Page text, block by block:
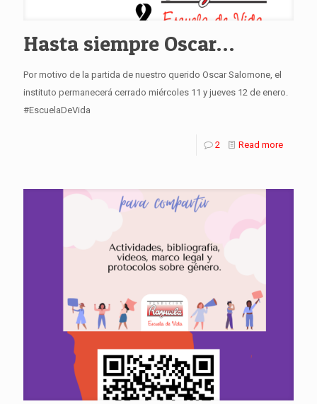
Hasta siempre Oscar…
Por motivo de la partida de nuestro querido Oscar Salomone, el
instituto permanecerá cerrado miércoles 11 y jueves 12 de enero.
#EscuelaDeVida
2 Read more